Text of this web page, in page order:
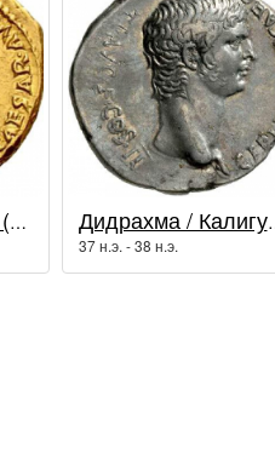
Аурей / Калигула (37 - 41 гг.)
37 н.э. - 38 н.э.